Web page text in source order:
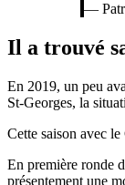
—
Il a trouvé
En 2019, un peu
St-Georges, la
Cette saison avec
En première ronde
présentement une